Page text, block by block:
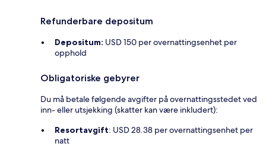
Refunderbare depositum
Depositum: USD 150 per overnattingsenhet per
opphold
Obligatoriske gebyrer
Du må betale følgende avgifter på overnattingsstedet ved
inn- eller utsjekking (skatter kan være inkludert):
Resortavgift: USD 28.38 per overnattingsenhet per
natt